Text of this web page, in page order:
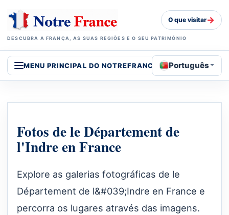
DESCUBRA A FRANÇA, AS SUAS REGIÕES E O SEU PATRIMÓNIO
O que visitar→
MENU PRINCIPAL DO NOTREFRANCE Português
Fotos de le Département de
l'Indre en France
Explore as galerias fotográficas de le
Département de l&#039;Indre en France e
percorra os lugares através das imagens.